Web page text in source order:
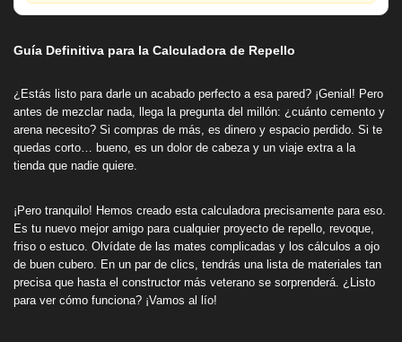
Guía Definitiva para la Calculadora de Repello
¿Estás listo para darle un acabado perfecto a esa pared? ¡Genial! Pero
antes de mezclar nada, llega la pregunta del millón: ¿cuánto cemento y
arena necesito? Si compras de más, es dinero y espacio perdido. Si te
quedas corto… bueno, es un dolor de cabeza y un viaje extra a la
tienda que nadie quiere.
¡Pero tranquilo! Hemos creado esta calculadora precisamente para eso.
Es tu nuevo mejor amigo para cualquier proyecto de repello, revoque,
friso o estuco. Olvídate de las mates complicadas y los cálculos a ojo
de buen cubero. En un par de clics, tendrás una lista de materiales tan
precisa que hasta el constructor más veterano se sorprenderá. ¿Listo
para ver cómo funciona? ¡Vamos al lío!